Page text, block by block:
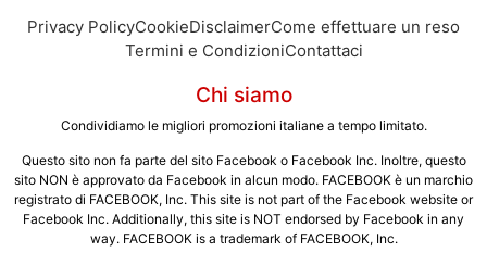
Privacy PolicyCookieDisclaimerCome effettuare un reso
Termini e CondizioniContattaci
Chi siamo
Condividiamo le migliori promozioni italiane a tempo limitato.
Questo sito non fa parte del sito Facebook o Facebook Inc. Inoltre, questo
sito NON è approvato da Facebook in alcun modo. FACEBOOK è un marchio
registrato di FACEBOOK, Inc. This site is not part of the Facebook website or
Facebook Inc. Additionally, this site is NOT endorsed by Facebook in any
way. FACEBOOK is a trademark of FACEBOOK, Inc.